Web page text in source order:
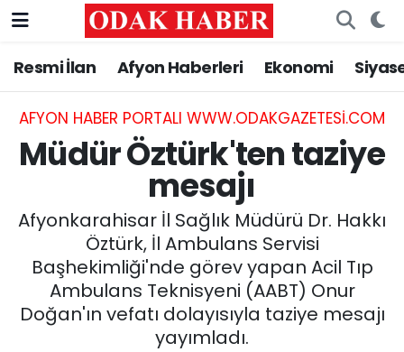
Resmi İlan Afyon Haberleri Ekonomi
AFYON HABER PORTALI WWW.ODAKGAZETESI.COM
Müdür Öztürk'ten taziye
mesajı
Afyonkarahisar İl Sağlık Müdürü Dr. Hakkı
Öztürk, İl Ambulans Servisi
Başhekimliği'nde görev yapan Acil Tıp
Ambulans Teknisyeni (AABT) Onur
Doğan'ın vefatı dolayısıyla taziye mesajı
yayımladı.
AFYONKARAHİSAR HABERLERİ
Resmi İlan
ASAYİŞ
SİYASET
EĞİTİM
Nöbetçi Eczaneler
Hava Durumu
Trafik Durumu
Süper Lig Puan Durumu ve Fikstür
Tüm Manşetler
Son Dakika Haberleri